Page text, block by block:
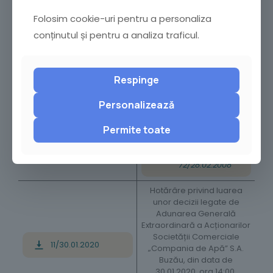
locurilor de așteptare
clienți din Hotărârea
Consiliului Local al
reglementarea activității
de transport public în
regim de taxi sau închiriere,
precum și de dispecerat
taxi în municipiul Buzău.
72/28.02.2008
11/30.01.2020
Hotărâre privind luarea
unor decizii legate de
Adunarea Generală
Extraordinară a Acționarilor
Societății Comerciale
„Compania de Apă” S.A.
Buzău, din data de
Folosim cookie-uri pentru a personaliza
conținutul și pentru a analiza traficul.
Respinge
Personalizează
Permite toate